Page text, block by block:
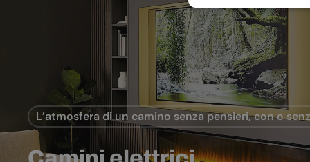
L’atmosfera di un camino senza pensieri, con o